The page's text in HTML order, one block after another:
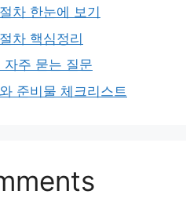
차 한눈에 보기
차 핵심정리
주 묻는 질문
준비물 체크리스트